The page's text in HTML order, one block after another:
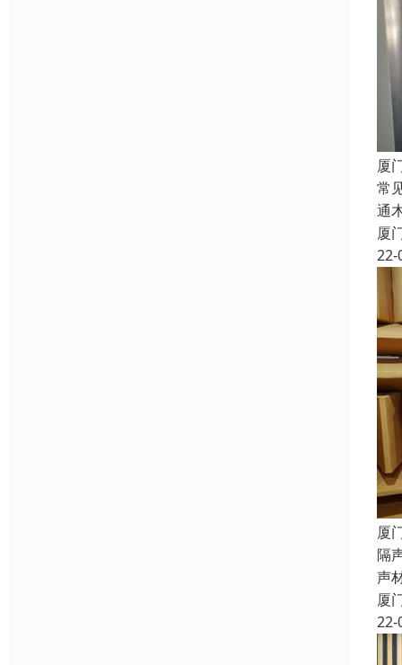
厦
常
通
厦
22-
厦
隔
声
厦
22-